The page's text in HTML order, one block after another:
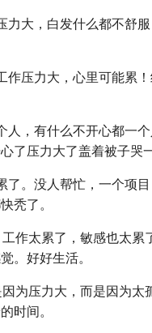
力大，白发什么都不舒
作压力大，心里可能累
人，有什么不开心都一个
了压力大了盖着被子哭
了。没人帮忙，一个项
秃了。
作太累了，敏感也太累
。好好生活。
为压力大，而是因为太
时间。